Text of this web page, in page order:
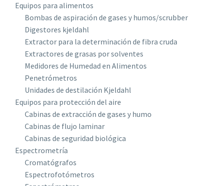
Equipos para alimentos
Bombas de aspiración de gases y humos/scrubber
Digestores kjeldahl
Extractor para la determinación de fibra cruda
Extractores de grasas por solventes
Medidores de Humedad en Alimentos
Penetrómetros
Unidades de destilación Kjeldahl
Equipos para protección del aire
Cabinas de extracción de gases y humo
Cabinas de flujo laminar
Cabinas de seguridad biológica
Espectrometría
Cromatógrafos
Espectrofotómetros